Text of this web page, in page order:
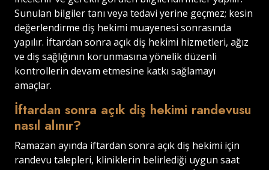
Sunulan bilgiler tanı veya tedavi yerine geçmez; kesin
değerlendirme diş hekimi muayenesi sonrasında
yapılır. İftardan sonra açık diş hekimi hizmetleri, ağız
ve diş sağlığının korunmasına yönelik düzenli
kontrollerin devam etmesine katkı sağlamayı
amaçlar.
İftardan sonra açık diş hekimi randevusu
nasıl alınır?
Ramazan ayında iftardan sonra açık diş hekimi için
randevu talepleri, kliniklerin belirlediği uygun saat